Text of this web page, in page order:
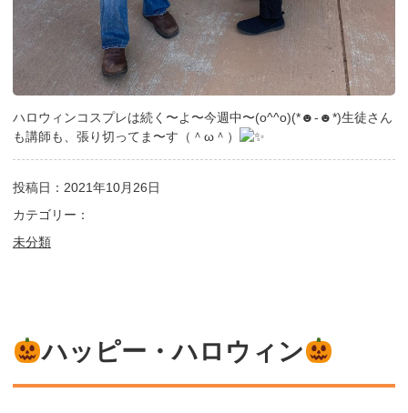
ハロウィンコスプレは続く〜よ〜今週中〜(o^^o)(*☻-☻*)生徒さん
も講師も、張り切ってま〜す（＾ω＾）
投稿日：2021年10月26日
カテゴリー：
未分類
ハッピー・ハロウィン